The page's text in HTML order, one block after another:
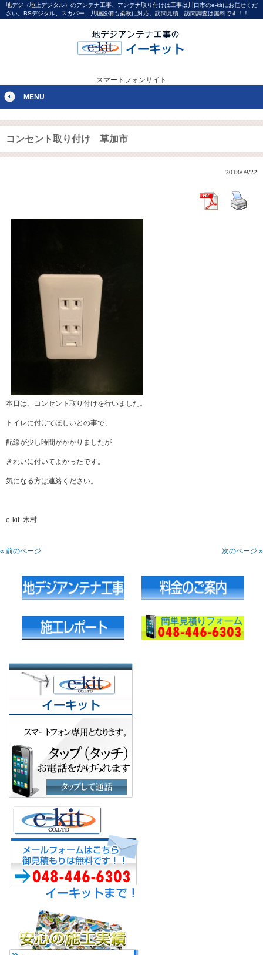
地デジ（地上デジタル）のアンテナ工事、アンテナ取り付けは工事は川口市のe-kitにお任せくだ
さい。BSデジタル、スカパー、共聴設備も柔軟に対応。訪問見積、訪問調査は無料です！！
スマートフォンサイト
MENU
コンセント取り付け 草加市
2018/09/22
本日は、コンセント取り付けを行いました。
トイレに付けてほしいとの事で、
配線が少し時間がかかりましたが
きれいに付いてよかったです。
気になる方は連絡ください。
e-kit 木村
« 前のページ 次のページ »